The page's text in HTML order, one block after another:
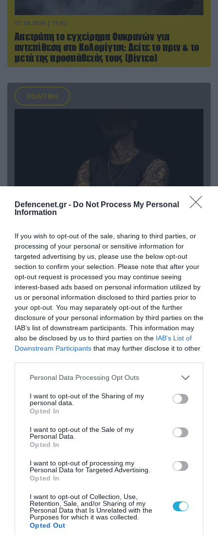
Defencenet.gr - Do Not Process My Personal
Information
If you wish to opt-out of the sale, sharing to third parties, or
processing of your personal or sensitive information for
targeted advertising by us, please use the below opt-out
section to confirm your selection. Please note that after your
opt-out request is processed you may continue seeing
interest-based ads based on personal information utilized by
us or personal information disclosed to third parties prior to
your opt-out. You may separately opt-out of the further
disclosure of your personal information by third parties on the
IAB’s list of downstream participants. This information may
also be disclosed by us to third parties on the IAB’s List of
Downstream Participants that may further disclose it to other
Please note that this website/app uses one or more Google
not limited to your visit or usage behaviour. You may click to
grant or deny consent to Google and its third-party tags to
use your data for below specified purposes in below Google
consent section.
Personal Data Processing Opt Outs
I want to opt-out of the Sharing of my
personal data.
Opted In
I want to opt-out of the Sale of my
Personal Data.
Opted In
I want to opt-out of processing my
Personal Data for Targeted Advertising.
Opted In
I want to opt-out of Collection, Use,
Retention, Sale, and/or Sharing of my
Personal Data that Is Unrelated with the
Purposes for which it was collected.
Opted Out
07.08.2026 | 19:02
Απετράπη το εγχείρημα Ουκρανών για
αντεπίθεση στο Κολομίγτσι: Δείτε το πριν & το
μετά της προσπάθειάς τους (βίντεο)
ΠΟΛΙΤΙΚΗ
«Η απόλυτη τραγωδία»: Η «αιχμηρή» ανάρτηση
του Αρκά για τα τατουάζ (φωτο)
07.08.2026 | 20:02
Ο Γιάννης Αλαφούζος «τέλειωσε» τον
Κωνσταντίνο Ζούλα από τον ΣΚΑΪ – Ο λόγος της
απομάκρυνσής του